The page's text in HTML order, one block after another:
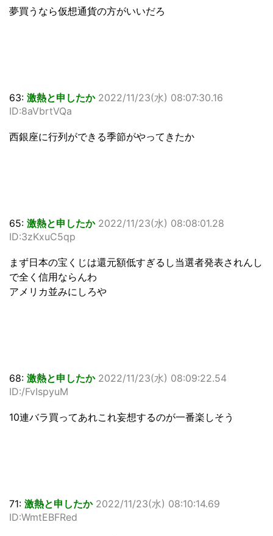
夢買うなら仮想通貨の方がいいだろ
63: 激熱と申したか 2022/11/23(水) 08:07:30.16
ID:8aVbrtVQa
西銀座に行列ができる季節がやってきたか
65: 激熱と申したか 2022/11/23(水) 08:08:01.28
ID:3zKxuC5qp
まず日本の宝くじは還元額低すぎるし当選者発表されんし
で全く信用ならんわ
アメリカ並みにしろや
68: 激熱と申したか 2022/11/23(水) 08:09:22.54
ID:/FvIspyuM
10連バラ買ってあれこれ妄想するのが一番楽しそう
71: 激熱と申したか 2022/11/23(水) 08:10:14.69
ID:WmtEBFRed